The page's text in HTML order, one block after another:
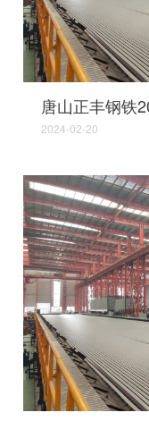
唐山正丰钢铁
2024-02-20